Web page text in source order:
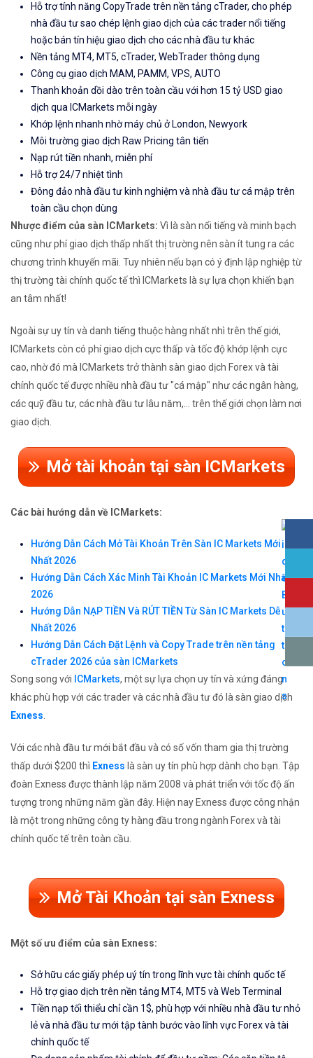
Hỗ trợ tính năng CopyTrade trên nền tảng cTrader, cho phép
nhà đầu tư sao chép lệnh giao dịch của các trader nổi tiếng
hoặc bán tín hiệu giao dịch cho các nhà đầu tư khác
Nền tảng MT4, MT5, cTrader, WebTrader thông dụng
Công cụ giao dịch MAM, PAMM, VPS, AUTO
Thanh khoản dồi dào trên toàn cầu với hơn 15 tỷ USD giao
dịch qua ICMarkets mỗi ngày
Khớp lệnh nhanh nhờ máy chủ ở London, Newyork
Môi trường giao dịch Raw Pricing tân tiến
Nạp rút tiền nhanh, miễn phí
Hỗ trợ 24/7 nhiệt tình
Đông đảo nhà đầu tư kinh nghiệm và nhà đầu tư cá mập trên
toàn cầu chọn dùng
Nhược điểm của sàn ICMarkets: Vì là sàn nổi tiếng và minh bạch
cũng như phí giao dịch thấp nhất thị trường nên sàn ít tung ra các
chương trình khuyến mãi. Tuy nhiên nếu bạn có ý định lập nghiệp từ
thị trường tài chính quốc tế thì ICMarkets là sự lựa chọn khiến bạn
an tâm nhất!
Ngoài sự uy tín và danh tiếng thuộc hàng nhất nhì trên thế giới,
ICMarkets còn có phí giao dịch cực thấp và tốc độ khớp lệnh cực
cao, nhờ đó mà ICMarkets trở thành sàn giao dịch Forex và tài
chính quốc tế được nhiều nhà đầu tư "cá mập" như các ngân hàng,
các quỹ đầu tư, các nhà đầu tư lâu năm,... trên thế giới chọn làm nơi
giao dịch.
Mở tài khoản tại sàn ICMarkets
Các bài hướng dẫn về ICMarkets:
Hướng Dẫn Cách Mở Tài Khoản Trên Sàn IC Markets Mới
Nhất 2026
Hướng Dẫn Cách Xác Minh Tài Khoản IC Markets Mới Nhất
2026
Hướng Dẫn NẠP TIỀN Và RÚT TIỀN Từ Sàn IC Markets Dễ
Nhất 2026
Hướng Dẫn Cách Đặt Lệnh và Copy Trade trên nền tảng
cTrader 2026 của sàn ICMarkets
Song song với ICMarkets, một sự lựa chọn uy tín và xứng đáng
khác phù hợp với các trader và các nhà đầu tư đó là sàn giao dịch
Exness
Với các nhà đầu tư mới bắt đầu và có số vốn tham gia thị trường
thấp dưới $200 thì Exness là sàn uy tín phù hợp dành cho bạn. Tập
đoàn Exness được thành lập năm 2008 và phát triển với tốc độ ấn
tượng trong những năm gần đây. Hiện nay Exness được công nhận
là một trong những công ty hàng đầu trong ngành Forex và tài
chính quốc tế trên toàn cầu.
Mở Tài Khoản tại sàn Exness
Một số ưu điểm của sàn Exness:
Sở hữu các giấy phép uý tín trong lĩnh vực tài chính quốc tế
Hỗ trợ giao dịch trên nền tảng MT4, MT5 và Web Terminal
Tiền nạp tối thiểu chỉ cần 1$, phù hợp với nhiều nhà đầu tư nhỏ
lẻ và nhà đầu tư mới tập tành bước vào lĩnh vực Forex và tài
chính quốc tế